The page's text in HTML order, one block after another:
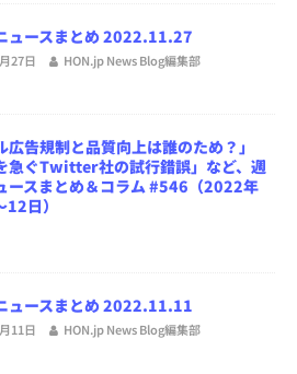
ュースまとめ 2022.11.27
27日 HON.jp News Blog編集部
広告規制と品質向上は誰のため？」
急ぐTwitter社の試行錯誤」など、週
ースまとめ＆コラム #546（2022年
日）
ュースまとめ 2022.11.11
11日 HON.jp News Blog編集部